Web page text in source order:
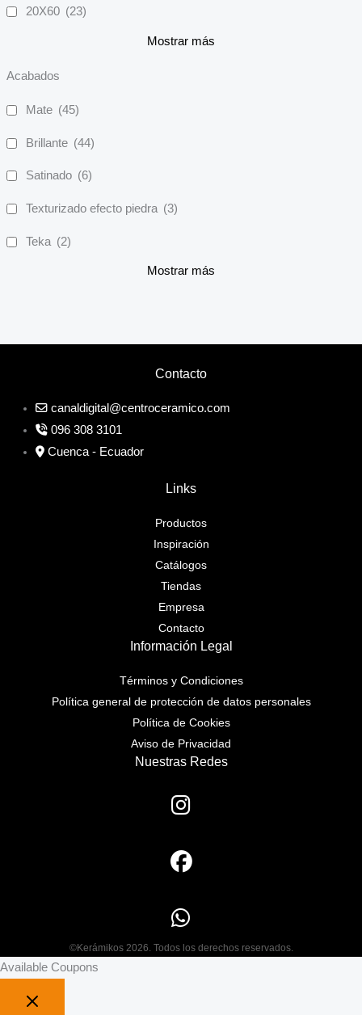
20X60 (23)
Mostrar más
Acabados
Mate (45)
Brillante (44)
Satinado (6)
Texturizado efecto piedra (3)
Teka (2)
Mostrar más
Contacto
canaldigital@centroceramico.com
096 308 3101
Cuenca - Ecuador
Links
Productos
Inspiración
Catálogos
Tiendas
Empresa
Contacto
Información Legal
Términos y Condiciones
Política general de protección de datos personales
Política de Cookies
Aviso de Privacidad
Nuestras Redes
©Kerámikos 2026. Todos los derechos reservados.
Available Coupons